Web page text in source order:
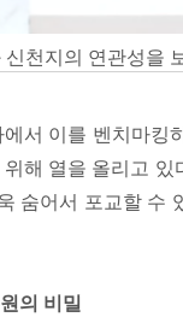
천지의 연관성을
서 이를 벤치마
해 열을 올리고
숨어서 포교할 수
의 비밀